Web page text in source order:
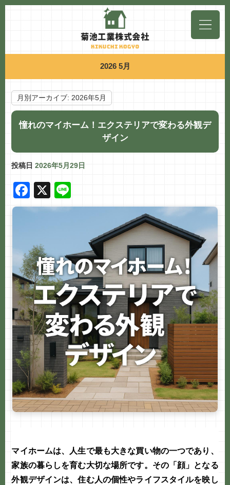
2026 5月
月別アーカイブ: 2026年5月
憧れのマイホーム！エクステリアで変わる外観デ
ザイン
投稿日 2026年5月29日
F
a
b
o
o
k
X
n
マイホームは、人生で最も大きな買い物の一つであり、
家族の暮らしを育む大切な場所です。その「顔」となる
外観デザインは、住む人の個性やライフスタイルを映し